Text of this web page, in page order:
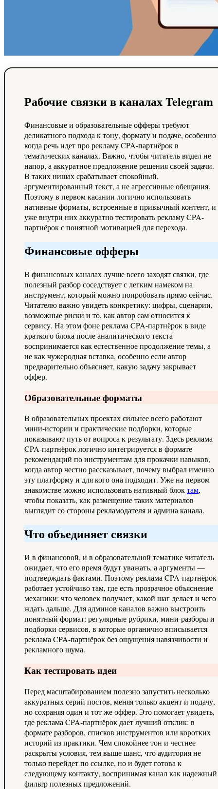
Рабочие связки в каналах Telegram
Финансовые и образовательные офферы требуют
деликатного подхода к тону, формату и подаче, особенно
когда речь идет про рекламу CPA-партнёрок в
тематических каналах. Важно, чтобы читатель видел не
напор, а аккуратное предложение решения своей задачи.
В таких нишах срабатывает спокойный,
аргументированный текст, а не агрессивные обещания.
Поэтому в первом касании логично использовать
нативные форматы, встроенные в привычный контент, и
уже внутри них аккуратно тестировать рекламу CPA-
партнёрок с понятной мотивацией для перехода.
Финансовые офферы
В финансовых каналах лучше всего заходят связки, где
полезный разбор соседствует с легким намеком на
инструмент, который можно попробовать прямо сейчас.
Читателю важно увидеть конкретику: цифры, сценарии,
возможные риски и то, как автор сам относится к
сервису. На этом фоне реклама CPA-партнёрок в виде
краткого блока после аналитического текста
воспринимается как естественное продолжение темы, а
не как чужеродная вставка, особенно если автор
предварительно объясняет, какую задачу закрывает
оффер.
Образовательные форматы
В образовательных проектах сильнее всего работают
мини-истории и практические подборки, которые
показывают путь от вопроса к результату. Здесь реклама
CPA-партнёрок логично интегрируется в формате
рекомендаций по инструментам для прокачки навыков,
когда автор честно рассказывает, почему выбрал именно
эту платформу и для кого она подходит. Уже на первом
знакомстве можно использовать нативный блоктам,
чтобы показать, как размещение таких материалов
выглядит со стороны рекламодателя и админа канала.
Что объединяет связки
И в финансовой, и в образовательной тематике читатель
ожидает, что его время будут уважать, а аргументы —
подтверждать фактами. Поэтому реклама CPA-партнёрок
работает устойчиво там, где есть прозрачное объяснение
механики: что человек получает, какой шаг делает и чего
ждать дальше. Для админов каналов важно выстроить
понятный формат: регулярные рубрики, мини-разборы и
подборки сервисов, в которые органично вписывается
реклама CPA-партнёрок без ощущения навязчивости и
рекламного шума.
Как тестировать идеи
Перед масштабированием полезно запустить несколько
аккуратных серий постов, меняя только акцент и подачу,
но сохраняя один и тот же оффер. Это помогает увидеть,
где реклама CPA-партнёрок дает лучший отклик: в
формате разборов, списков инструментов или коротких
историй из практики. Чем спокойнее тон и честнее
раскрыты условия, тем выше шанс, что аудитория не
только перейдет по ссылке, но и будет готова к
следующему контакту, воспринимая канал как надежный
фильтр полезных предложений.